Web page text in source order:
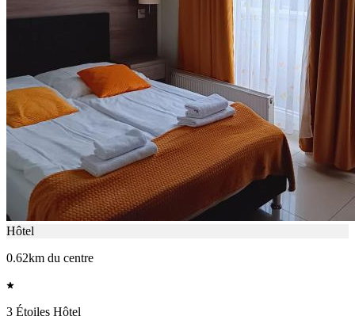
Hôtel
0.62km du centre
3 Étoiles Hôtel